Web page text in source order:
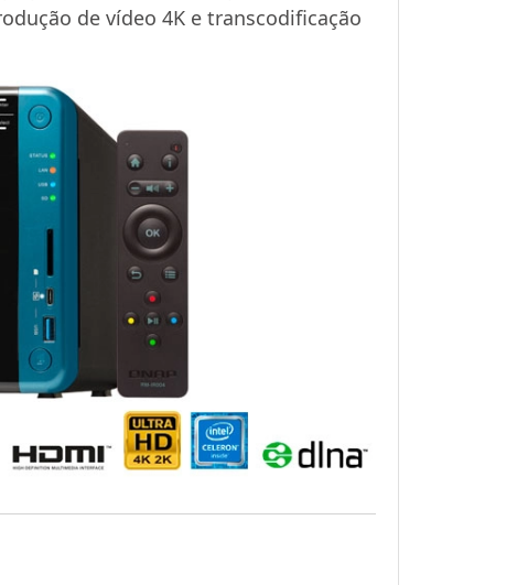
de vídeo 4K e transcodificação